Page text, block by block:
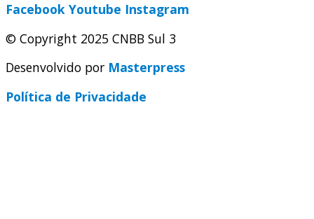
Facebook Youtube Instagram
© Copyright 2025 CNBB Sul 3
Desenvolvido por Masterpress
Política de Privacidade